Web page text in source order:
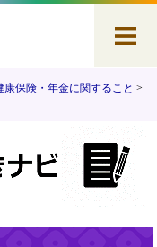
康保険・年金に関すること >